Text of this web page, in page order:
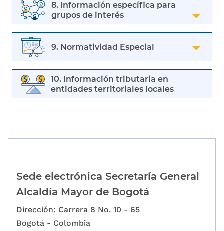
8. Información específica para
grupos de interés
9. Normatividad Especial
10. Información tributaria en
entidades territoriales locales
Sede electrónica Secretaría General
Alcaldía Mayor de Bogotá
Dirección: Carrera 8 No. 10 - 65
Bogotá - Colombia